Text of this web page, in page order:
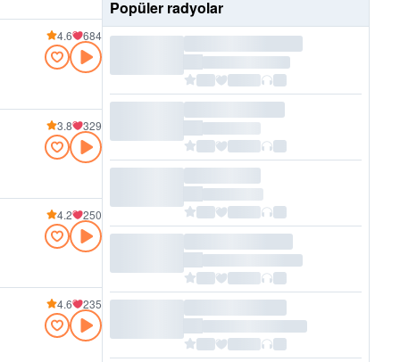
4.6 684
3.8 329
4.2 250
4.6 235
Popüler radyolar